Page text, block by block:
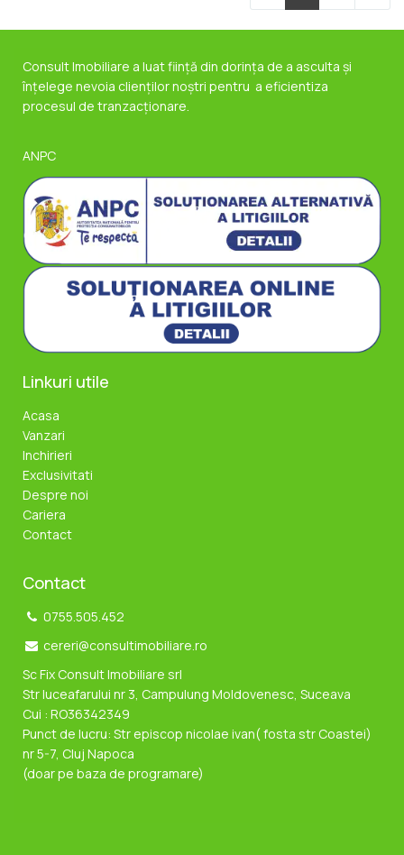
moderne si se oferă spre închiriere complet mobilata si
utila...
Consult Imobiliare a luat ființă din dorința de a asculta și
înțelege nevoia clienților noștri pentru a eficientiza
procesul de tranzacționare.
ANPC
Linkuri utile
Acasa
Vanzari
Inchirieri
Exclusivitati
Despre noi
Cariera
Contact
Contact
0755.505.452
cereri@consultimobiliare.ro
Sc Fix Consult Imobiliare srl
Str luceafarului nr 3, Campulung Moldovenesc, Suceava
Cui : RO36342349
Punct de lucru: Str episcop nicolae ivan( fosta str Coastei)
nr 5-7, Cluj Napoca
(doar pe baza de programare)